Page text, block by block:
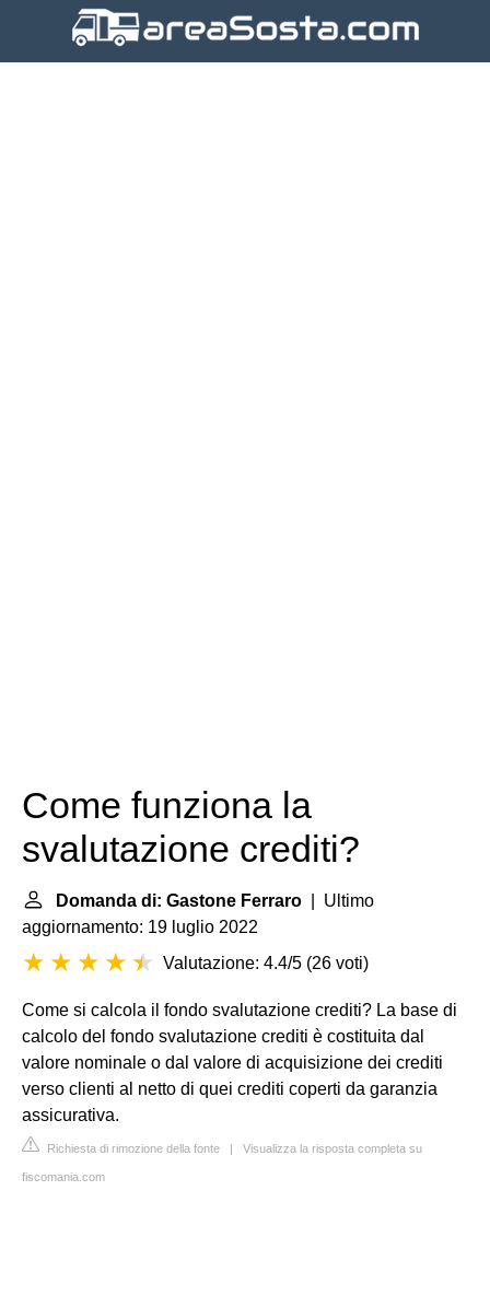
Come funziona la
svalutazione crediti?
Domanda di: Gastone Ferraro | Ultimo
aggiornamento: 19 luglio 2022
Valutazione: 4.4/5 (26 voti)
Come si calcola il fondo svalutazione crediti? La base di
calcolo del fondo svalutazione crediti è costituita dal
valore nominale o dal valore di acquisizione dei crediti
verso clienti al netto di quei crediti coperti da garanzia
assicurativa.
Richiesta di rimozione della fonte | Visualizza la risposta completa su
fiscomania.com